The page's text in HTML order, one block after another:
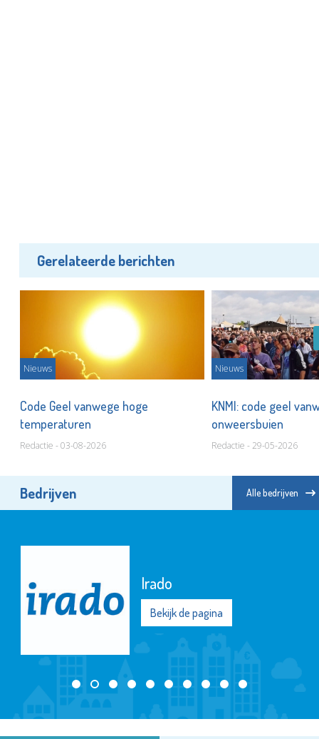
Gerelateerde berichten
Nieuws
Code Geel vanwege hoge
temperaturen
Redactie - 03-08-2026
Nieuws
KNMI: code geel
onweersbuien
Redactie - 29-05-2026
Bedrijven Alle bedrijven
Irado
Bekijk de pagina